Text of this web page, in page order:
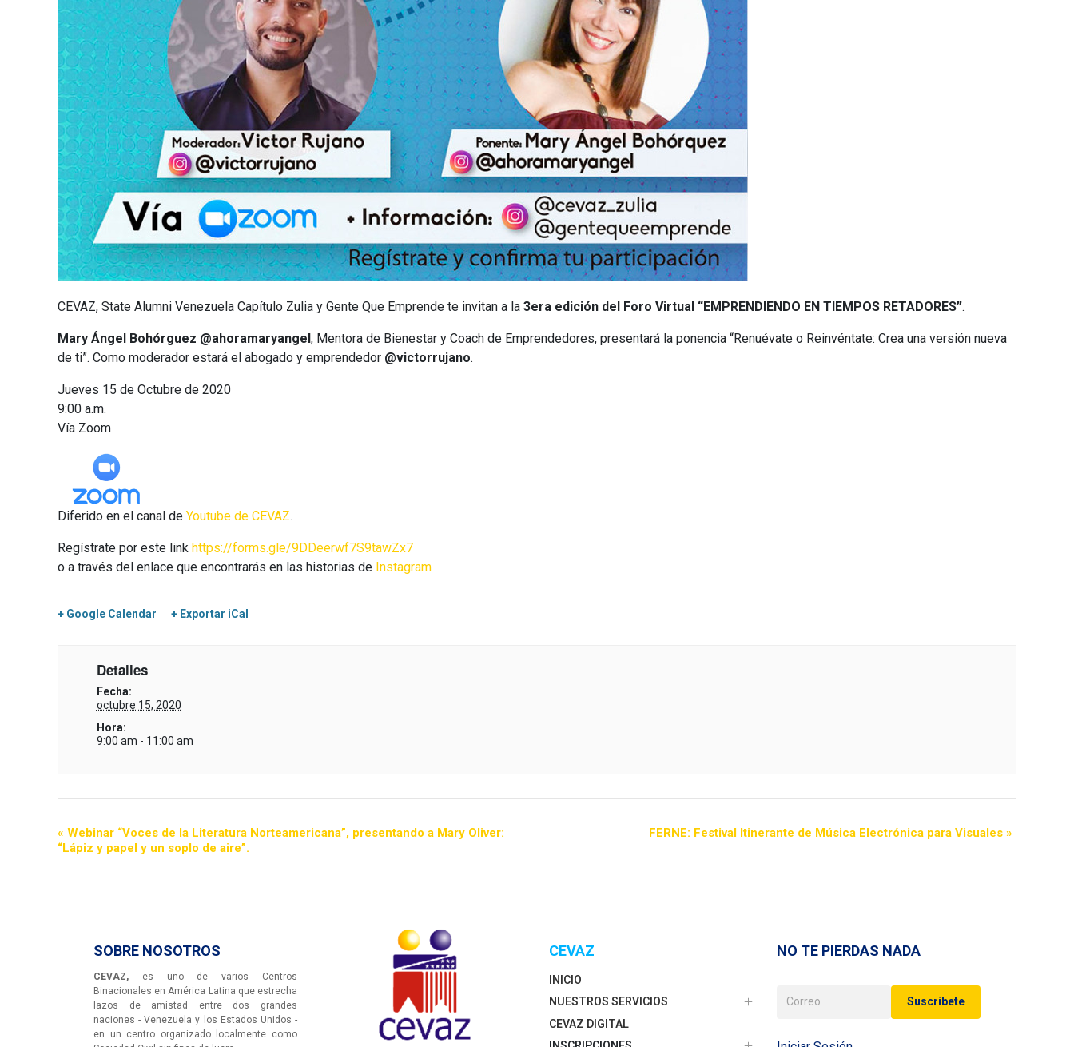
CEVAZ, State Alumni Venezuela Capítulo Zulia y Gente Que Emprende te invitan a la 3era edición del Foro Virtual “EMPRENDIENDO EN TIEMPOS RETADORES”.
Mary Ángel Bohórguez @ahoramaryangel, Mentora de Bienestar y Coach de Emprendedores, presentará la ponencia “Renuévate o Reinvéntate: Crea una versión nueva
de ti”. Como moderador estará el abogado y emprendedor @victorrujano.
Jueves 15 de Octubre de 2020
9:00 a.m.
Vía Zoom
Diferido en el canal de Youtube de CEVAZ.
Regístrate por este link https://forms.gle/9DDeerwf7S9tawZx7
o a través del enlace que encontrarás en las historias de Instagram
+ Google Calendar + Exportar iCal
Detalles
Fecha:
octubre 15, 2020
Hora:
9:00 am - 11:00 am
« Webinar “Voces de la Literatura Norteamericana”, presentando a Mary Oliver:
“Lápiz y papel y un soplo de aire”.
FERNE: Festival Itinerante de Música Electrónica para Visuales »
SOBRE NOSOTROS
CEVAZ, es uno de varios Centros
Binacionales en América Latina que estrecha
lazos de amistad entre dos grandes
naciones - Venezuela y los Estados Unidos -
en un centro organizado localmente como
CEVAZ
INICIO
NUESTROS SERVICIOS
CEVAZ DIGITAL
NO TE PIERDAS NADA